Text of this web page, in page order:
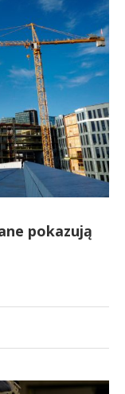
pokazują